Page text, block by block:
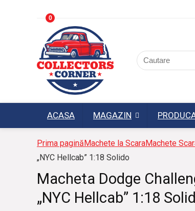
0
ACASA MAGAZIN
Prima paginăMachete la ScaraMachete
„NYC Hellcab” 1:18 Solido
Macheta Dodge
„NYC Hellcab” 1:18